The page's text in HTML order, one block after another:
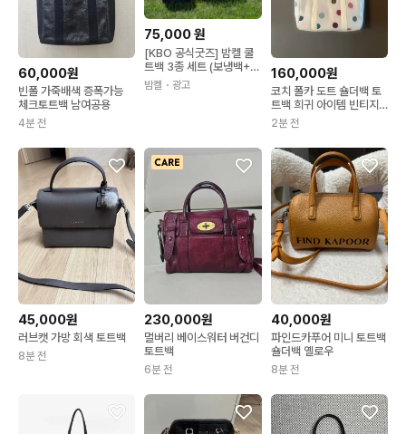
60,000원
빈폴 가죽배색 증폭가능
체크토트백 남여공용
4분 전
75,000원
[KBO 공식굿즈] 밤켈 쿨
트백 3종 세트 (보냉백+토
트백+자켓 그리퍼)
밤켈 ・광고
160,000원
코치 폴카 도트 숄더백 토
트백 희귀 아이템 빈티지
코치 상태 최상
2분 전
45,000원
러브캣 가방 회색 토트백
8분 전
230,000원
멀버리 베이스워터 버건디
토트백
6분 전
40,000원
파인드카푸어 미니 토트백
숄더백 옐로우
8분 전